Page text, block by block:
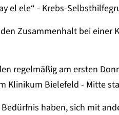
el ele“ - Krebs-
Zusammenhalt bei einer
regelmäßig am ersten
Klinikum Bielefeld - Mitte
haben, sich mit